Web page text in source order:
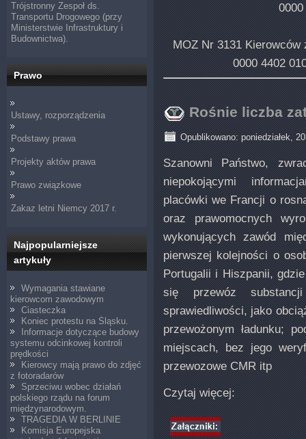
Trójstronny Zespoł ds.
Transportu Drogowego (przy
Ministerstwie Infrastruktury i
Budownictwa).
Prawo
Ustawy, rozporządzenia
Podstawy prawa
Projekty aktów prawa
Prawo związkowe
Zakaz letni Niemcy 2017 r.
Najpopularniejsze
artykuły
Wymagania stawiane
kierowcom zawodowym
Ciasteczka
Koniec protestu na Śląsku.
Informacje dotyczące budowy
systemu odcinkowej kontroli
prędkości
Kierowcy mają prawo do zdjęć
z fotoradarów
Sprzeciwu wobec działań
polskiego rządu na forum
międzynarodowym.
TRAGEDIA W BERLINIE
Komisja Europejska
MOZ Nr 3131
0000 4402
Rośnie liczba
Opublikowano: poniedziałek,
Szanowni Państwo,
niepokojącymi
placówki we Francji o
oraz prawomocnych
wykonujących zawód
pierwszej kolejności o
Portugalii i Hiszpanii,
się przewóz
sprawiedliwości, jako
przewożonym ładunku;
miejscach, bez jego
przewozowe CMR itp
Czytaj więcej: